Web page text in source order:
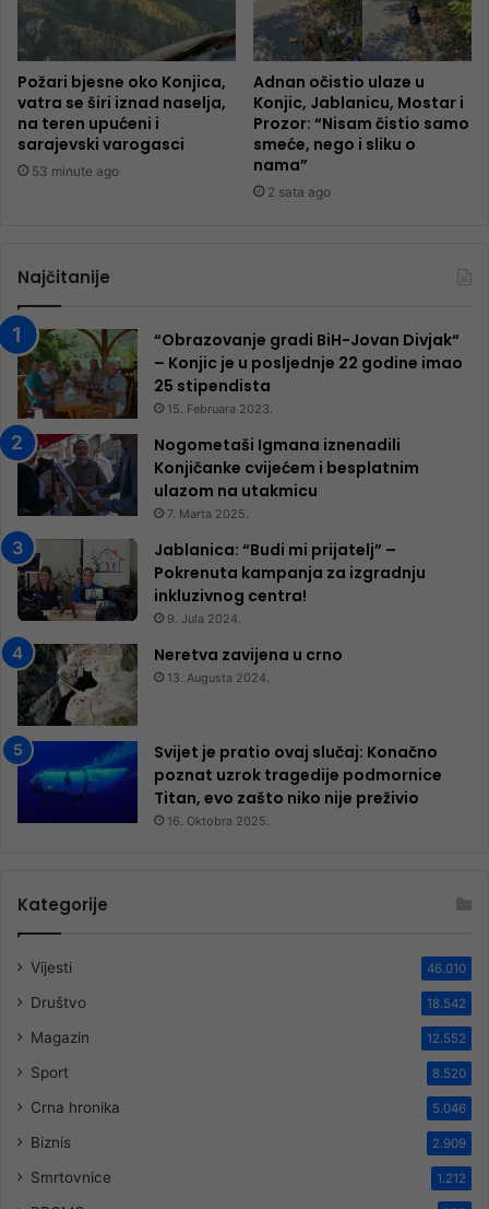
Požari bjesne oko Konjica,
vatra se širi iznad naselja,
na teren upućeni i
sarajevski varogasci
53 minute ago
Adnan očistio ulaze u
Konjic, Jablanicu, Mostar i
Prozor: “Nisam čistio samo
smeće, nego i sliku o
nama”
2 sata ago
Najčitanije
“Obrazovanje gradi BiH-Jovan Divjak“
– Konjic je u posljednje 22 godine imao
25 ​​stipendista
15. Februara 2023.
Nogometaši Igmana iznenadili
Konjičanke cvijećem i besplatnim
ulazom na utakmicu
7. Marta 2025.
Jablanica: “Budi mi prijatelj” –
Pokrenuta kampanja za izgradnju
inkluzivnog centra!
9. Jula 2024.
Neretva zavijena u crno
13. Augusta 2024.
Svijet je pratio ovaj slučaj: Konačno
poznat uzrok tragedije podmornice
Titan, evo zašto niko nije preživio
16. Oktobra 2025.
Kategorije
Vijesti 46.010
Društvo 18.542
Magazin 12.552
Sport 8.520
Crna hronika 5.046
Biznis 2.909
Smrtovnice 1.212